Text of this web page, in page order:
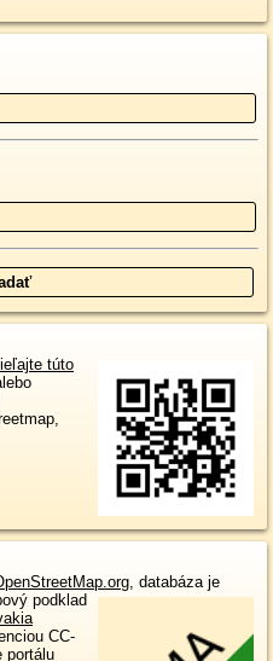
túto
, databáza je
podklad
CC-
portálu